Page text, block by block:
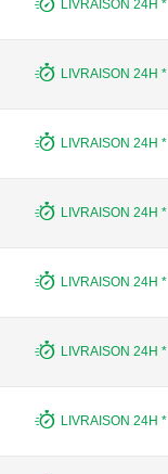
LIVRAISON 24H *
LIVRAISON 24H *
LIVRAISON 24H *
LIVRAISON 24H *
LIVRAISON 24H *
LIVRAISON 24H *
LIVRAISON 24H *